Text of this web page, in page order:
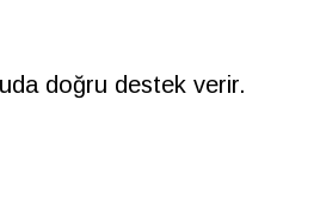
doğru destek verir.